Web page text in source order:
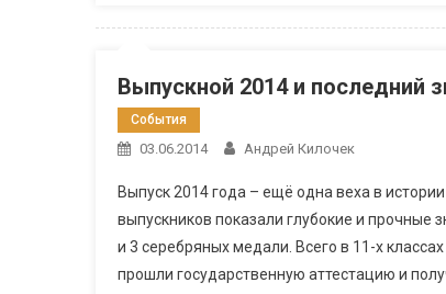
Выпускной 2014 и последний
События
03.06.2014 Андрей Килочек
Выпуск 2014 года – ещё одна веха в
выпускников показали глубокие и прочные
и 3 серебряных медали. Всего в 11-х
прошли государственную аттестацию и